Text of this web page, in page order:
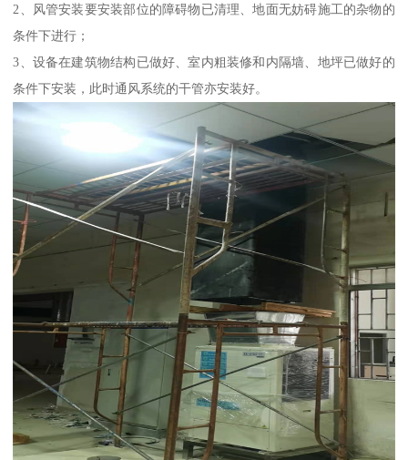
2、风管安装要安装部位的障碍物已清理、地面无妨碍施工的杂物的
条件下进行；
3、设备在建筑物结构已做好、室内粗装修和内隔墙、地坪已做好的
条件下安装，此时通风系统的干管亦安装好。